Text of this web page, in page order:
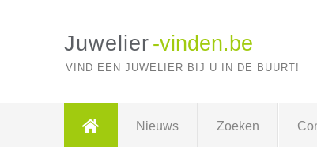
Juwelier -vinden.be
VIND EEN JUWELIER BIJ U IN DE BUURT!
Nieuws Zoeken